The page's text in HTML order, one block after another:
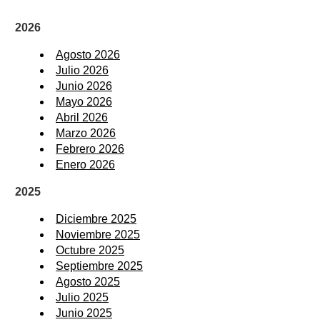
2026
Agosto 2026
Julio 2026
Junio 2026
Mayo 2026
Abril 2026
Marzo 2026
Febrero 2026
Enero 2026
2025
Diciembre 2025
Noviembre 2025
Octubre 2025
Septiembre 2025
Agosto 2025
Julio 2025
Junio 2025